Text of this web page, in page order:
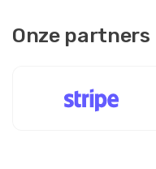
Milena
Cappadocië
Onze partners